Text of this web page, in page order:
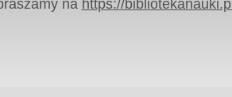
na https://bibliotekanauki.pl